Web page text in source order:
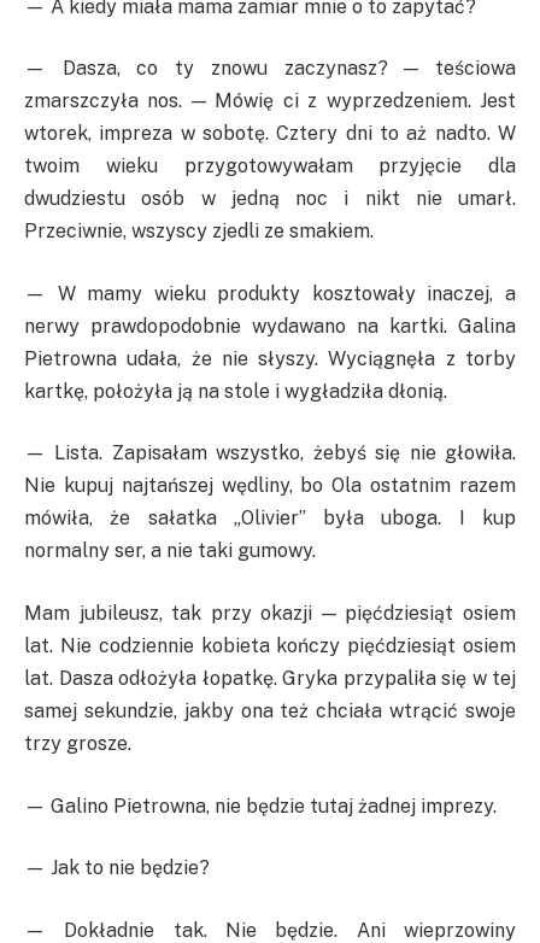
— A kiedy miała mama zamiar mnie o to zapytać?
— Dasza, co ty znowu zaczynasz? — teściowa
zmarszczyła nos. — Mówię ci z wyprzedzeniem. Jest
wtorek, impreza w sobotę. Cztery dni to aż nadto. W
twoim wieku przygotowywałam przyjęcie dla
dwudziestu osób w jedną noc i nikt nie umarł.
Przeciwnie, wszyscy zjedli ze smakiem.
— W mamy wieku produkty kosztowały inaczej, a
nerwy prawdopodobnie wydawano na kartki. Galina
Pietrowna udała, że nie słyszy. Wyciągnęła z torby
kartkę, położyła ją na stole i wygładziła dłonią.
— Lista. Zapisałam wszystko, żebyś się nie głowiła.
Nie kupuj najtańszej wędliny, bo Ola ostatnim razem
mówiła, że sałatka „Olivier” była uboga. I kup
normalny ser, a nie taki gumowy.
Mam jubileusz, tak przy okazji — pięćdziesiąt osiem
lat. Nie codziennie kobieta kończy pięćdziesiąt osiem
lat. Dasza odłożyła łopatkę. Gryka przypaliła się w tej
samej sekundzie, jakby ona też chciała wtrącić swoje
trzy grosze.
— Galino Pietrowna, nie będzie tutaj żadnej imprezy.
— Jak to nie będzie?
— Dokładnie tak. Nie będzie. Ani wieprzowiny